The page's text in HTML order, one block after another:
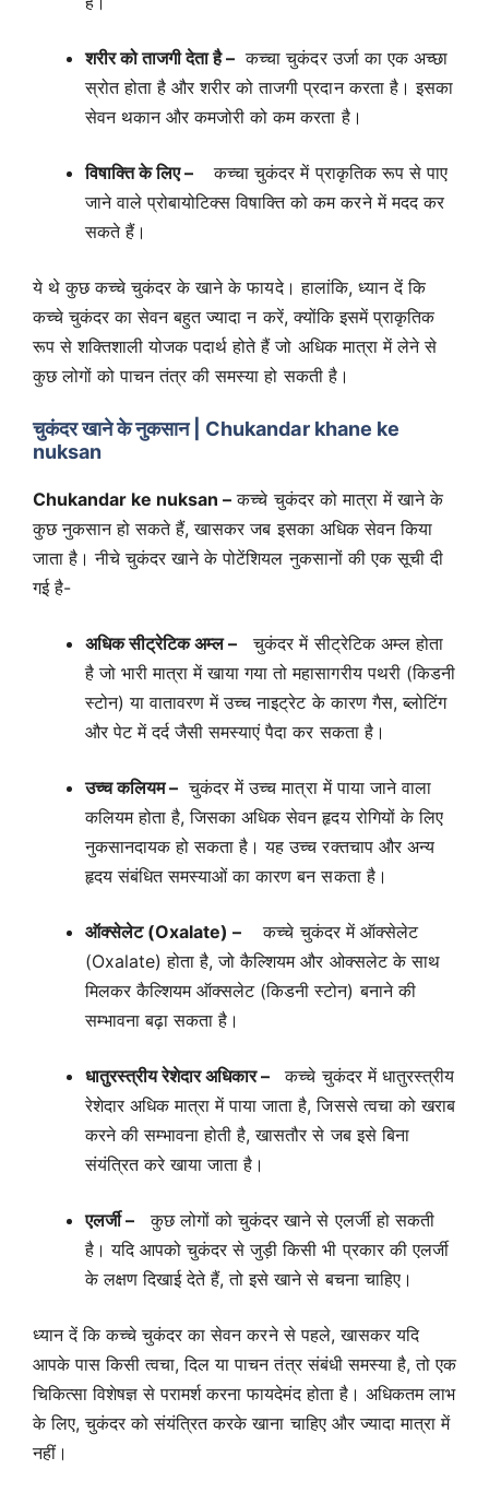
शरीर को ताजगी देता है – कच्चा चुकंदर उर्जा का एक अच्छा
स्रोत होता है और शरीर को ताजगी प्रदान करता है। इसका
सेवन थकान और कमजोरी को कम करता है।
विषाक्ति के लिए –
कच्चा चुकंदर में प्राकृतिक रूप से पाए
जाने वाले प्रोबायोटिक्स विषाक्ति को कम करने में मदद कर
सकते हैं।
ये थे कुछ कच्चे चुकंदर के खाने के फायदे। हालांकि, ध्यान दें कि
कच्चे चुकंदर का सेवन बहुत ज्यादा न करें, क्योंकि इसमें प्राकृतिक
रूप से शक्तिशाली योजक पदार्थ होते हैं जो अधिक मात्रा में लेने से
कुछ लोगों को पाचन तंत्र की समस्या हो सकती है।
चुकंदर खाने के नुकसान
| Chukandar khane ke
nuksan
Chukandar ke nuksan – कच्चे चुकंदर को मात्रा में खाने के
कुछ नुकसान हो सकते हैं, खासकर जब इसका अधिक सेवन किया
जाता है। नीचे चुकंदर खाने के पोटेंशियल नुकसानों की एक सूची दी
गई है-
अधिक सीट्रेटिक अम्ल – चुकंदर में सीट्रेटिक अम्ल होता
है जो भारी मात्रा में खाया गया तो महासागरीय पथरी (किडनी
स्टोन) या वातावरण में उच्च नाइट्रेट के कारण गैस, ब्लोटिंग
और पेट में दर्द जैसी समस्याएं पैदा कर सकता है।
उच्च कलियम – चुकंदर में उच्च मात्रा में पाया जाने वाला
कलियम होता है, जिसका अधिक सेवन हृदय रोगियों के लिए
नुकसानदायक हो सकता है। यह उच्च रक्तचाप और अन्य
हृदय संबंधित समस्याओं का कारण बन सकता है।
ऑक्सेलेट (Oxalate) – कच्चे चुकंदर में ऑक्सेलेट
(Oxalate) होता है, जो कैल्शियम और ओक्सलेट के साथ
मिलकर कैल्शियम ऑक्सलेट (किडनी स्टोन) बनाने की
सम्भावना बढ़ा सकता है।
धातुरस्त्रीय रेशेदार अधिकार –
कच्चे चुकंदर में धातुरस्त्रीय
रेशेदार अधिक मात्रा में पाया जाता है, जिससे त्वचा को खराब
करने की सम्भावना होती है, खासतौर से जब इसे बिना
संयंत्रित करे खाया जाता है।
एलर्जी – कुछ लोगों को चुकंदर खाने से एलर्जी हो सकती
है। यदि आपको चुकंदर से जुड़ी किसी भी प्रकार की एलर्जी
के लक्षण दिखाई देते हैं, तो इसे खाने से बचना चाहिए।
ध्यान दें कि कच्चे चुकंदर का सेवन करने से पहले, खासकर यदि
आपके पास किसी त्वचा, दिल या पाचन तंत्र संबंधी समस्या है, तो एक
चिकित्सा विशेषज्ञ से परामर्श करना फायदेमंद होता है। अधिकतम लाभ
के लिए, चुकंदर को संयंत्रित करके खाना चाहिए और ज्यादा मात्रा में
नहीं।